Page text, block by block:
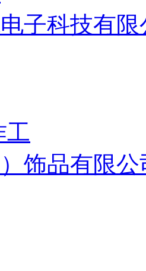
子科技有限
工
饰品有限公